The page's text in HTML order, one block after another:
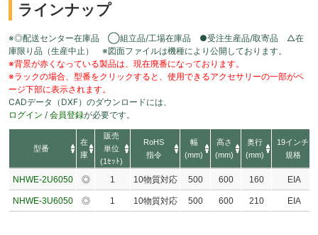
ラインナップ
※◎配送センター在庫品 ◯組立品/工場在庫品 ●受注生産品/取寄品 △在
庫限り品（生産中止） ※図面ファイルは機種により公開しております。
※背景が赤くなっている製品は、現在廃番になっております。
※ラックの場合、型番をクリックすると、使用できるアクセサリーの一部がペ
ージ下部に表示されます。
CADデータ（DXF）のダウンロードには、
ログイン / 会員登録が必要です。
型番
在
庫
販売
単位
(1ｾｯﾄ)
RoHS
指令
幅
(mm)
高さ
(mm)
奥行
(mm)
19インチ
規格
NHWE-2U6050 ◎ 1 10物質対応 500 600 160 EIA
NHWE-3U6050 ◎ 1 10物質対応 500 600 210 EIA